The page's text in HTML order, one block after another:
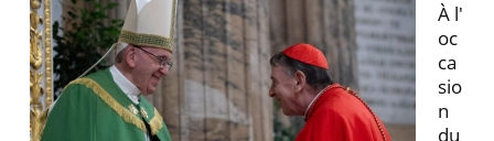
À l'
oc
ca
sio
n
du